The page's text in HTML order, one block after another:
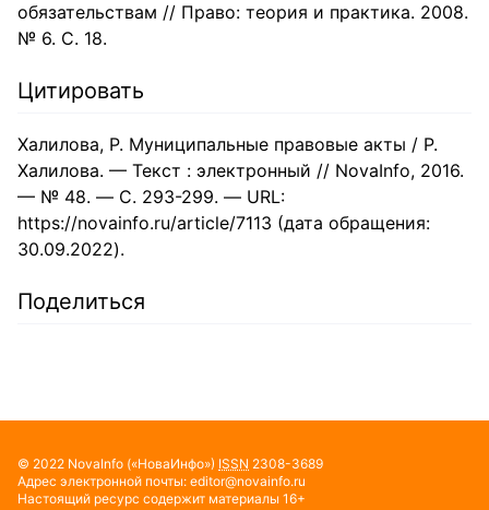
обязательствам // Право: теория и практика. 2008.
№ 6. С. 18.
Цитировать
Халилова, Р. Муниципальные правовые акты / Р.
Халилова. — Текст : электронный // NovaInfo, 2016.
— № 48. — С. 293-299. — URL:
https://novainfo.ru/article/7113 (дата обращения:
30.09.2022).
Поделиться
© 2022 NovaInfo («НоваИнфо») ISSN 2308-3689
Адрес электронной почты: editor@novainfo.ru
Настоящий ресурс содержит материалы 16+